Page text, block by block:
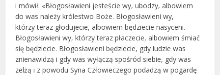
i mówił: «Błogosławieni jesteście wy, ubodzy, albowiem
do was należy królestwo Boże. Błogosławieni wy,
którzy teraz głodujecie, albowiem będziecie nasyceni.
Błogosławieni wy, którzy teraz płaczecie, albowiem śmiać
się będziecie. Błogosławieni będziecie, gdy ludzie was
znienawidzą i gdy was wyłączą spośród siebie, gdy was
zelżą i z powodu Syna Człowieczego podadzą w pogardę